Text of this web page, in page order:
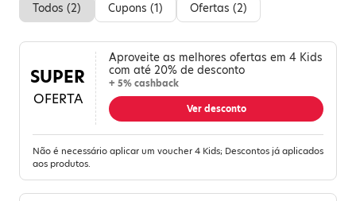
Todos (2) Cupons (1) Ofertas (2)
SUPER
OFERTA
Aproveite as melhores ofertas em 4 Kids
com até 20% de desconto
+ 5% cashback
Ver desconto
Não é necessário aplicar um voucher 4 Kids; Descontos já aplicados
aos produtos.